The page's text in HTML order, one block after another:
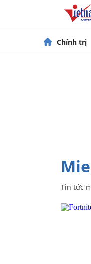
Chính trị
Tin tức